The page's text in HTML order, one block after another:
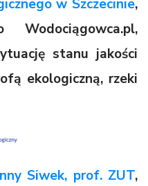
w Szczecinie,
Wodociągowca.pl,
stanu jakości
ekologiczną, rzeki
Siwek, prof. ZUT,